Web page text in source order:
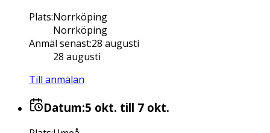
Plats:Norrköping
Norrköping
Anmäl senast:28 augusti
28 augusti
Till anmälan
Datum:5 okt. till 7 okt.